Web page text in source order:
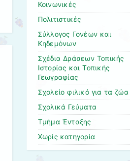
Κοινωνικές
Πολιτιστικές
Σύλλογος Γονέων και
Κηδεμόνων
Σχέδια Δράσεων Τοπικής
Ιστορίας και Τοπικής
Γεωγραφίας
Σχολείο φιλικό για τα ζώα
Σχολικά Γεύματα
Τμήμα Ένταξης
Χωρίς κατηγορία